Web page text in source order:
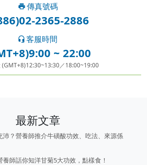
傳真號碼
2365-2886
客服時間
~ 22:00
(GMT+8)12:30~13:30／18:00~19:00
最新文章
沛？營養師推介牛磺酸功效、吃法、來源係
師話你知洋甘菊5大功效，點樣食！